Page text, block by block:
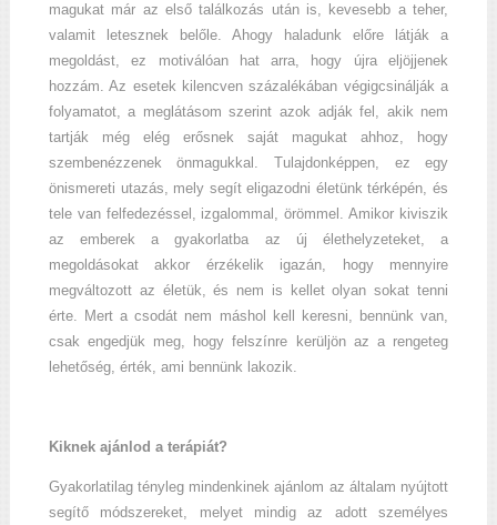
magukat már az első találkozás után is, kevesebb a teher,
valamit letesznek belőle. Ahogy haladunk előre látják a
megoldást, ez motiválóan hat arra, hogy újra eljöjjenek
hozzám. Az esetek kilencven százalékában végigcsinálják a
folyamatot, a meglátásom szerint azok adják fel, akik nem
tartják még elég erősnek saját magukat ahhoz, hogy
szembenézzenek önmagukkal. Tulajdonképpen, ez egy
önismereti utazás, mely segít eligazodni életünk térképén, és
tele van felfedezéssel, izgalommal, örömmel. Amikor kiviszik
az emberek a gyakorlatba az új élethelyzeteket, a
megoldásokat akkor érzékelik igazán, hogy mennyire
megváltozott az életük, és nem is kellet olyan sokat tenni
érte. Mert a csodát nem máshol kell keresni, bennünk van,
csak engedjük meg, hogy felszínre kerüljön az a rengeteg
lehetőség, érték, ami bennünk lakozik.
Kiknek ajánlod a terápiát?
Gyakorlatilag tényleg mindenkinek ajánlom az általam nyújtott
segítő módszereket, melyet mindig az adott személyes